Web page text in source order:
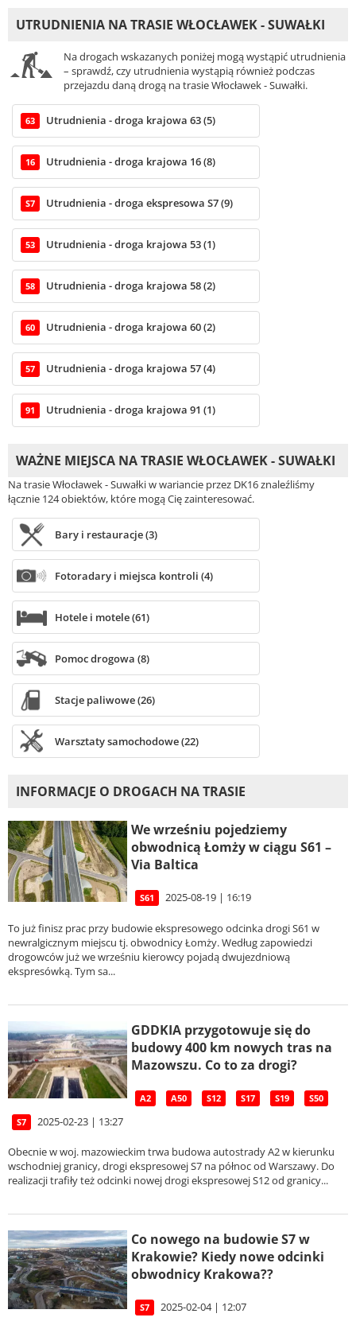
UTRUDNIENIA NA TRASIE WŁOCŁAWEK - SUWAŁKI
Na drogach wskazanych poniżej mogą wystąpić utrudnienia
– sprawdź, czy utrudnienia wystąpią również podczas
przejazdu daną drogą na trasie Włocławek - Suwałki.
63 Utrudnienia - droga krajowa 63 (5)
16 Utrudnienia - droga krajowa 16 (8)
S7 Utrudnienia - droga ekspresowa S7 (9)
53 Utrudnienia - droga krajowa 53 (1)
58 Utrudnienia - droga krajowa 58 (2)
60 Utrudnienia - droga krajowa 60 (2)
57 Utrudnienia - droga krajowa 57 (4)
91 Utrudnienia - droga krajowa 91 (1)
WAŻNE MIEJSCA NA TRASIE WŁOCŁAWEK - SUWAŁKI
Na trasie Włocławek - Suwałki w wariancie przez DK16 znaleźliśmy
łącznie 124 obiektów, które mogą Cię zainteresować.
Bary i restauracje (3)
Fotoradary i miejsca kontroli (4)
Hotele i motele (61)
Pomoc drogowa (8)
Stacje paliwowe (26)
Warsztaty samochodowe (22)
INFORMACJE O DROGACH NA TRASIE
We wrześniu pojedziemy
obwodnicą Łomży w ciągu S61 –
Via Baltica
S61 2025-08-19 | 16:19
To już finisz prac przy budowie ekspresowego odcinka drogi S61 w
newralgicznym miejscu tj. obwodnicy Łomży. Według zapowiedzi
drogowców już we wrześniu kierowcy pojadą dwujezdniową
ekspresówką. Tym sa...
GDDKIA przygotowuje się do
budowy 400 km nowych tras na
Mazowszu. Co to za drogi?
A2 A50 S12 S17 S19 S50
S7 2025-02-23 | 13:27
Obecnie w woj. mazowieckim trwa budowa autostrady A2 w kierunku
wschodniej granicy, drogi ekspresowej S7 na północ od Warszawy. Do
realizacji trafiły też odcinki nowej drogi ekspresowej S12 od granicy...
Co nowego na budowie S7 w
Krakowie? Kiedy nowe odcinki
obwodnicy Krakowa??
S7 2025-02-04 | 12:07